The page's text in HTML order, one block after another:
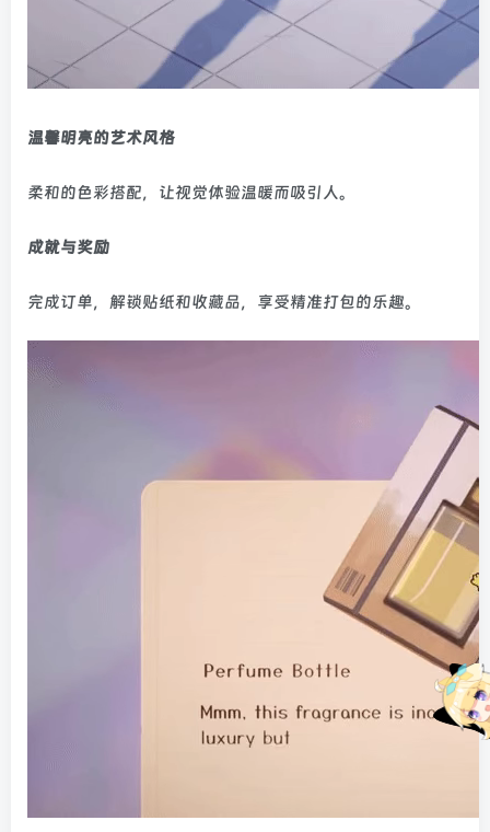
温馨明亮的艺术风格
柔和的色彩搭配，让视觉体验温暖而吸引人。
成就与奖励
完成订单，解锁贴纸和收藏品，享受精准打包的乐趣。